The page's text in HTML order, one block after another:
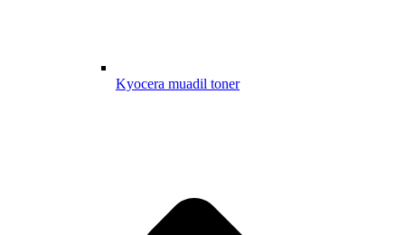
Kyocera muadil toner